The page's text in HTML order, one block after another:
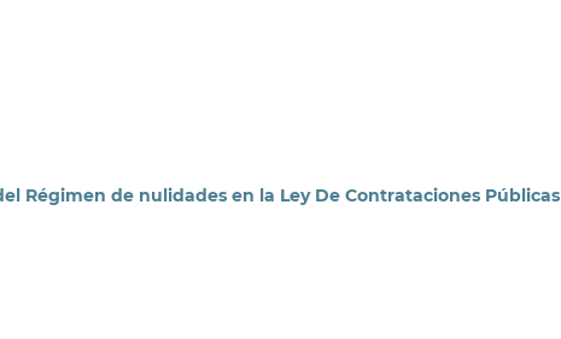
Régimen de nulidades en la Ley De Contrataciones Públicas